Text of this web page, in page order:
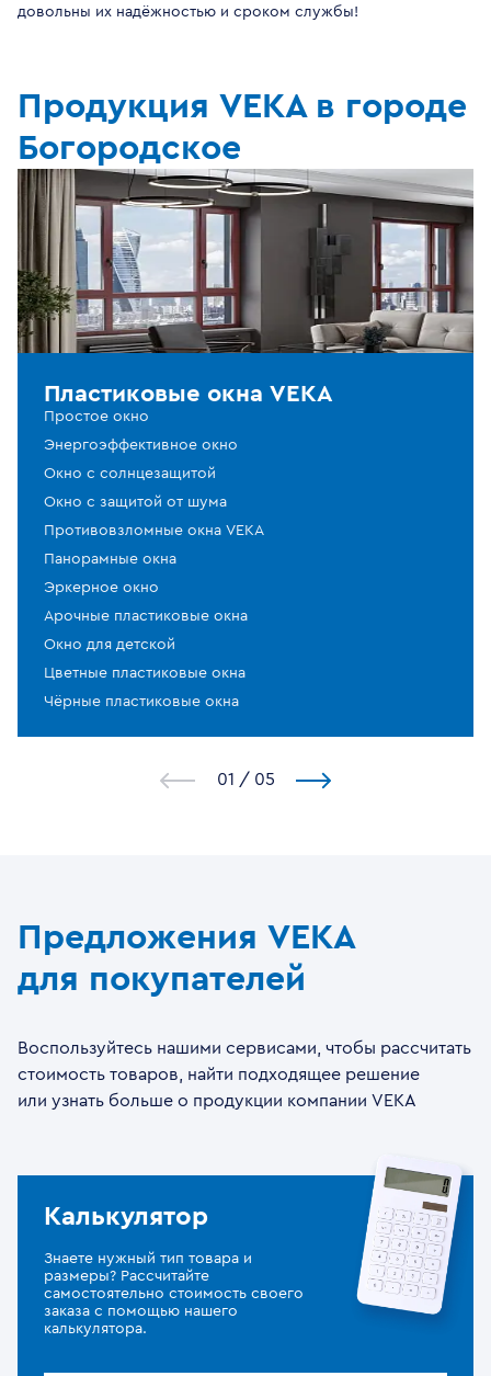
довольны их надёжностью и сроком службы!
Продукция VEKA в городе
Богородское
Пластиковые окна VEKA
Простое окно
Энергоэффективное окно
Окно с солнцезащитой
Окно с защитой от шума
Противовзломные окна VEKA
Панорамные окна
Эркерное окно
Арочные пластиковые окна
Окно для детской
Цветные пластиковые окна
Чёрные пластиковые окна
1 / 5
Предложения VEKA
для покупателей
Воспользуйтесь нашими сервисами, чтобы рассчитать
стоимость товаров, найти подходящее решение
или узнать больше о продукции компании VEKA
Калькулятор
Знаете нужный тип товара и
размеры? Рассчитайте
самостоятельно стоимость своего
заказа с помощью нашего
калькулятора.